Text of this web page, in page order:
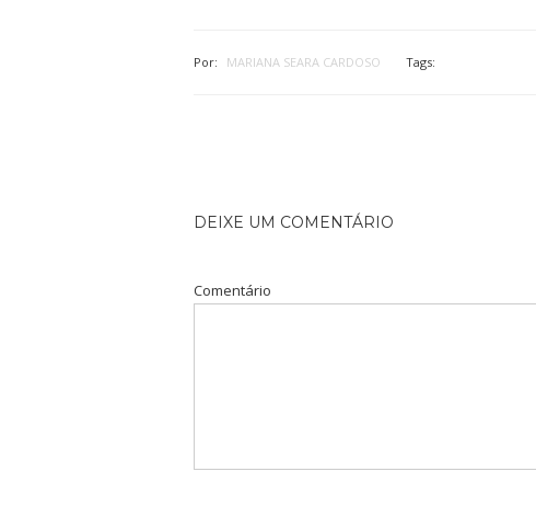
Por: MARIANA SEARA CARDOSO Tags:
DEIXE UM COMENTÁRIO
Comentário